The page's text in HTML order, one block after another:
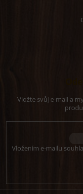
Vložte svůj e-mail a
Vložením e-mailu